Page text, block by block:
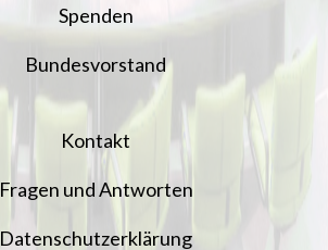
Spenden
Bundesvorstand
Kontakt
Fragen und Antworten
Datenschutzerklärung